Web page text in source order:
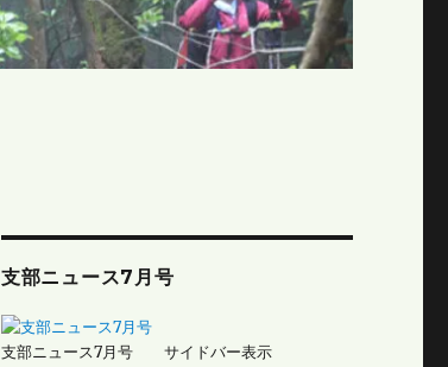
支部ニュース7月号
支部ニュース7月号 サイドバー表示